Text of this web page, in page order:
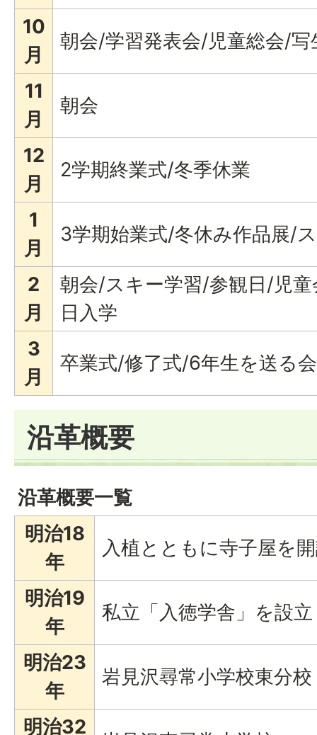
10
月
朝会/学習発表会/児童総会/
11
月
朝会
12
月
2学期終業式/冬季休業
1
月
3学期始業式/冬休み作品展/
2
月
朝会/スキー学習/参観日/児
日入学
3
月
卒業式/修了式/6年生を送る会
沿革概要
沿革概要一覧
明治18
年
入植とともに寺子屋を
明治19
年
私立「入徳学舎」を設立
明治23
年
岩見沢尋常小学校東分校
明治32